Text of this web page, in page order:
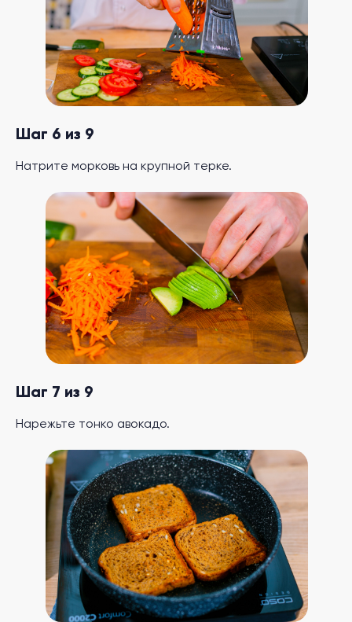
Шаг 6 из 9
Натрите морковь на крупной терке.
Шаг 7 из 9
Нарежьте тонко авокадо.